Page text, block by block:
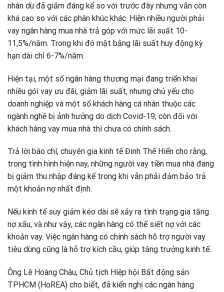
nhân dù đã giảm đáng kể so với trước đây nhưng vẫn còn
khá cao so với các phân khúc khác. Hiện nhiều người phải
vay ngân hàng mua nhà trả góp với mức lãi suất 10-
11,5%/năm. Trong khi đó mặt bằng lãi suất huy động kỳ
hạn dài chỉ 6-7%/năm.
Hiện tại, một số ngân hàng thương mại đang triển khai
nhiều gói vay ưu đãi, giảm lãi suất, nhưng chủ yếu cho
doanh nghiệp và một số khách hàng cá nhân thuộc các
ngành nghề bị ảnh hưởng do dịch Covid-19; còn đối với
khách hàng vay mua nhà thì chưa có chính sách.
Trả lời báo chí, chuyên gia kinh tế Đinh Thế Hiển cho rằng,
trong tình hình hiện nay, những người vay tiền mua nhà đang
bị giảm thu nhập đáng kể trong khi vẫn phải đảm bảo trả
một khoản nợ nhất định.
Nếu kinh tế suy giảm kéo dài sẽ xảy ra tình trạng gia tăng
nợ xấu, và như vậy, các ngân hàng có thể siết nợ với các
khoản vay. Việc ngân hàng có chính sách hỗ trợ người vay
tiêu dùng cũng là hỗ trợ kích cầu, giúp tăng trưởng kinh tế.
Ông Lê Hoàng Châu, Chủ tịch Hiệp hội Bất động sản
TPHCM (HoREA) cho biết, đã kiến nghị các ngân hàng